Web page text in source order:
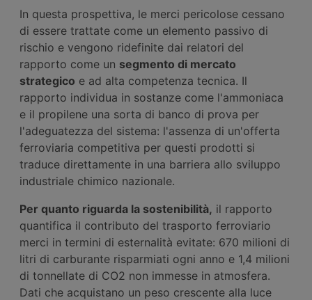
In questa prospettiva, le merci pericolose cessano
di essere trattate come un elemento passivo di
rischio e vengono ridefinite dai relatori del
rapporto come un segmento di mercato
strategico e ad alta competenza tecnica. Il
rapporto individua in sostanze come l'ammoniaca
e il propilene una sorta di banco di prova per
l'adeguatezza del sistema: l'assenza di un'offerta
ferroviaria competitiva per questi prodotti si
traduce direttamente in una barriera allo sviluppo
industriale chimico nazionale.
Per quanto riguarda la sostenibilità, il rapporto
quantifica il contributo del trasporto ferroviario
merci in termini di esternalità evitate: 670 milioni di
litri di carburante risparmiati ogni anno e 1,4 milioni
di tonnellate di CO2 non immesse in atmosfera.
Dati che acquistano un peso crescente alla luce